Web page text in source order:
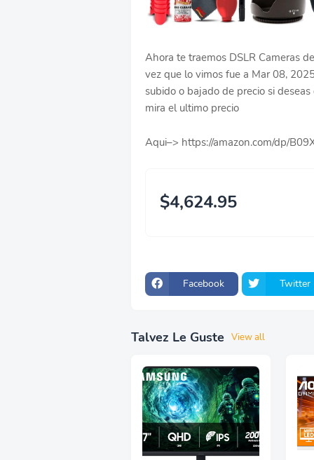
Ahora te traemos DSLR Cameras
vez que lo vimos fue a Mar 08,
subido o bajado de precio si
mira el ultimo precio
Aqui–> https://amazon.com/dp/
$4,624.95
Facebook Twitter
Talvez Le Guste View all